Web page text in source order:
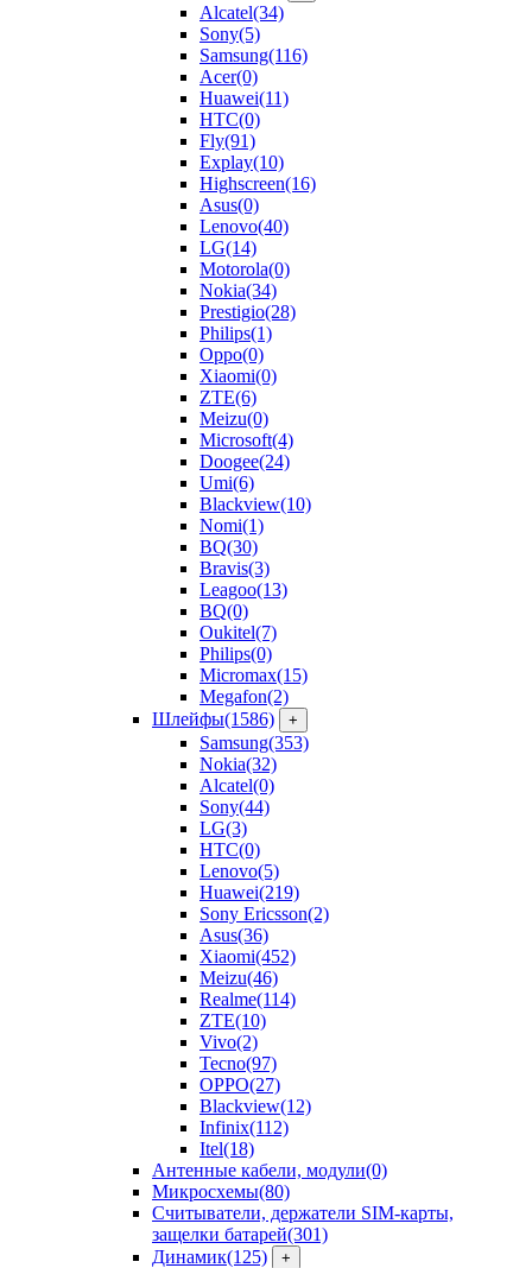
Alcatel(34)
Sony(5)
Samsung(116)
Acer(0)
Huawei(11)
HTC(0)
Fly(91)
Explay(10)
Highscreen(16)
Asus(0)
Lenovo(40)
LG(14)
Motorola(0)
Nokia(34)
Prestigio(28)
Philips(1)
Oppo(0)
Xiaomi(0)
ZTE(6)
Meizu(0)
Microsoft(4)
Doogee(24)
Umi(6)
Blackview(10)
Nomi(1)
BQ(30)
Bravis(3)
Leagoo(13)
BQ(0)
Oukitel(7)
Philips(0)
Micromax(15)
Megafon(2)
Шлейфы(1586) +
Samsung(353)
Nokia(32)
Alcatel(0)
Sony(44)
LG(3)
HTC(0)
Lenovo(5)
Huawei(219)
Sony Ericsson(2)
Asus(36)
Xiaomi(452)
Meizu(46)
Realme(114)
ZTE(10)
Vivo(2)
Tecno(97)
OPPO(27)
Blackview(12)
Infinix(112)
Itel(18)
Антенные кабели, модули(0)
Микросхемы(80)
Считыватели, держатели SIM-карты,
защелки батарей(301)
Динамик(125) +